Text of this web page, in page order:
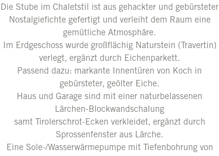
Die Stube im Chaletstil ist aus gehackter und gebürsteter
Nostalgiefichte gefertigt und verleiht dem Raum eine
gemütliche Atmosphäre.
Im Erdgeschoss wurde großflächig Naturstein (Travertin)
verlegt, ergänzt durch Eichenparkett.
Passend dazu: markante Innentüren von Koch in
gebürsteter, geölter Eiche.
Haus und Garage sind mit einer naturbelassenen
Lärchen-Blockwandschalung
samt Tirolerschrot-Ecken verkleidet, ergänzt durch
Sprossenfenster aus Lärche.
Eine Sole-/Wasserwärmepumpe mit Tiefenbohrung von